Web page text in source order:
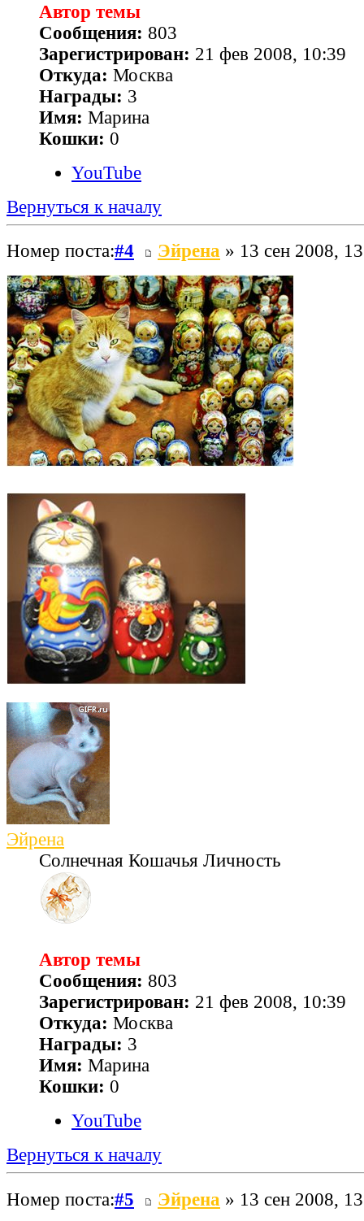
Автор темы
Сообщения: 803
Зарегистрирован: 21 фев 2008, 10:39
Откуда: Москва
Награды: 3
Имя: Марина
Кошки: 0
YouTube
Вернуться к началу
Номер поста:#4 Эйрена » 13 сен 2008,
Эйрена
Солнечная Кошачья Личность
Автор темы
Сообщения: 803
Зарегистрирован: 21 фев 2008, 10:39
Откуда: Москва
Награды: 3
Имя: Марина
Кошки: 0
YouTube
Вернуться к началу
Номер поста:#5 Эйрена » 13 сен 2008,